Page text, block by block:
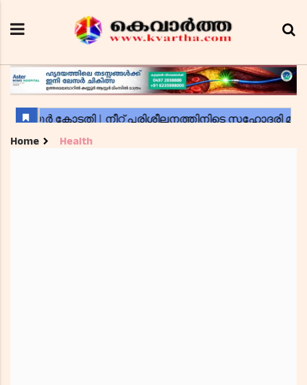
Home Health